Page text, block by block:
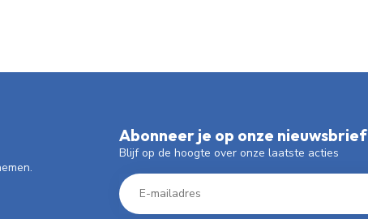
Abonneer je op onze nieuwsbrief
Blijf op de hoogte over onze laatste acties